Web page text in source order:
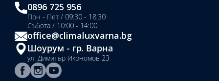
0896 725 956
Пон - Пет / 09:30 - 18:30
Събота / 10:00 - 14:00
office@climaluxvarna.bg
Шоурум - гр. Варна
ул. Димитър Икономов 23